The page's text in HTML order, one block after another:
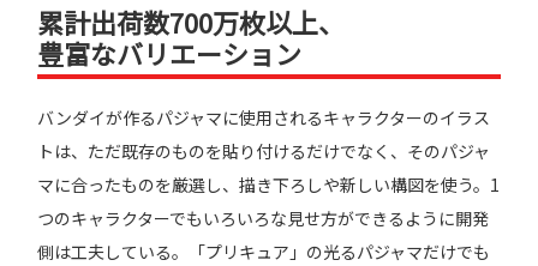
累計出荷数700万枚以上、
豊富なバリエーション
バンダイが作るパジャマに使用されるキャラクターのイラス
トは、ただ既存のものを貼り付けるだけでなく、そのパジャ
マに合ったものを厳選し、描き下ろしや新しい構図を使う。1
つのキャラクターでもいろいろな見せ方ができるように開発
側は工夫している。「プリキュア」の光るパジャマだけでも